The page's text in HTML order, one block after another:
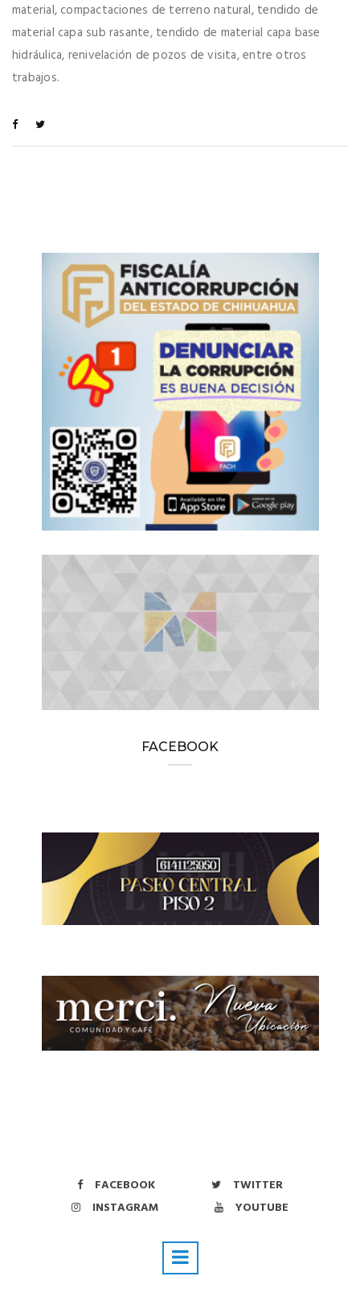
material, compactaciones de terreno natural, tendido de
material capa sub rasante, tendido de material capa base
hidráulica, renivelación de pozos de visita, entre otros
trabajos.
FACEBOOK
FACEBOOK
TWITTER
INSTAGRAM
YOUTUBE